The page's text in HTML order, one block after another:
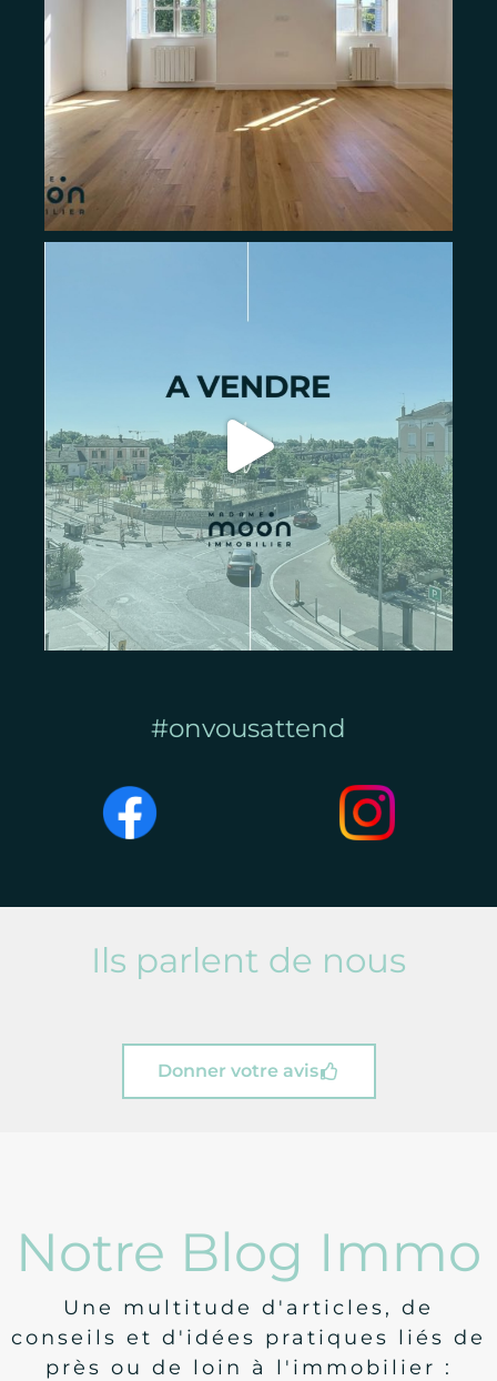
#onvousattend
Ils parlent de nous
Donner votre avis
Notre Blog Immo
Une multitude d'articles, de
conseils et d'idées pratiques liés de
près ou de loin à l'immobilier :